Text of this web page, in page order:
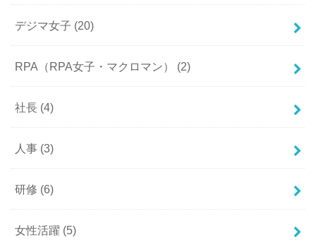
デジマ女子 (20)
RPA（RPA女子・マクロマン） (2)
社長 (4)
人事 (3)
研修 (6)
女性活躍 (5)